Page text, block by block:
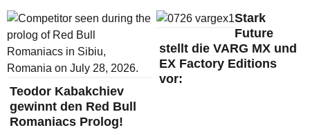
Teodor Kabakchiev
gewinnt den Red Bull
Romaniacs Prolog!
Stark
Future
stellt die VARG MX und
EX Factory Editions
vor: